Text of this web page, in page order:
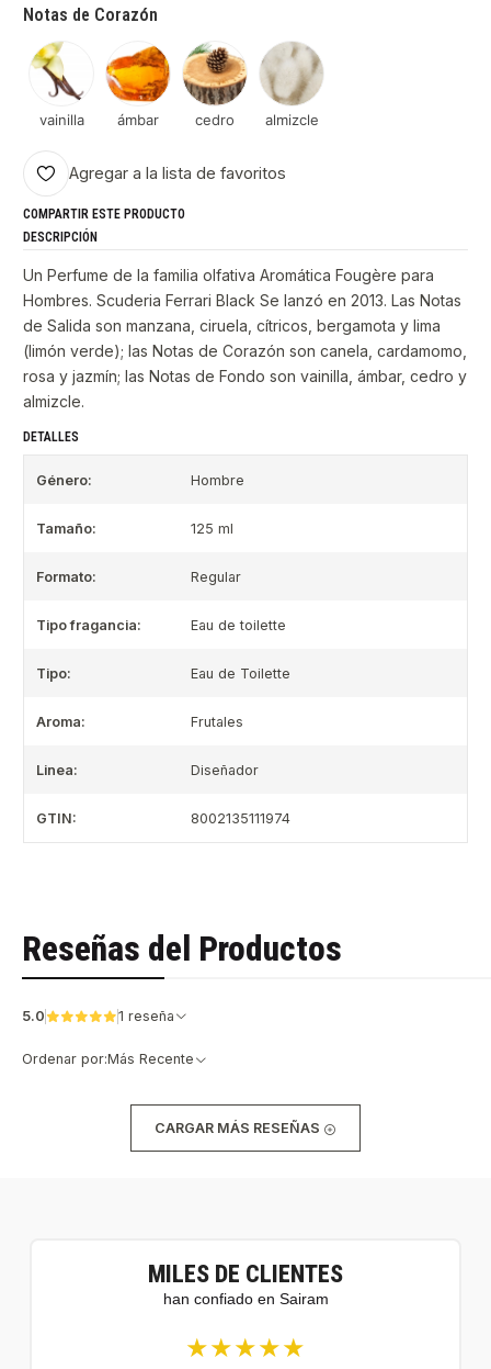
Notas de Corazón
vainilla ámbar cedro almizcle
Agregar a la lista de favoritos
COMPARTIR ESTE PRODUCTO
DESCRIPCIÓN
Un Perfume de la familia olfativa Aromática Fougère para
Hombres. Scuderia Ferrari Black Se lanzó en 2013. Las Notas
de Salida son manzana, ciruela, cítricos, bergamota y lima
(limón verde); las Notas de Corazón son canela, cardamomo,
rosa y jazmín; las Notas de Fondo son vainilla, ámbar, cedro y
almizcle.
DETALLES
Género: Hombre
Tamaño: 125 ml
Formato: Regular
Tipo fragancia: Eau de toilette
Tipo: Eau de Toilette
Aroma: Frutales
Linea: Diseñador
GTIN: 8002135111974
Reseñas del Productos
5.0 1 reseña
Ordenar por:Más Recente
CARGAR MÁS RESEÑAS
MILES DE CLIENTES
han confiado en Sairam
★★★★★